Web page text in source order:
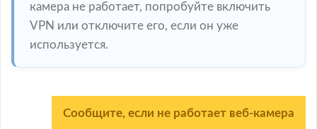
камера не работает, попробуйте включить
VPN или отключите его, если он уже
используется.
Сообщите, если не работает веб-камера